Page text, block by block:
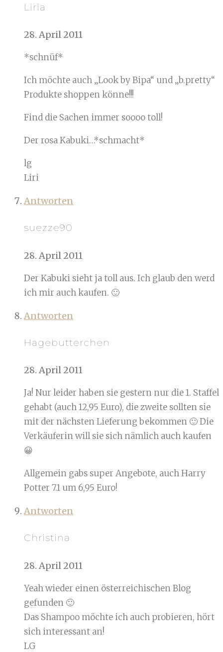
Liria
28. April 2011
*schnüf*
Ich möchte auch „Look by Bipa“ und „b.pretty“
Produkte shoppen könne!!!
Find die Sachen immer soooo toll!
Der rosa Kabuki…*schmacht*
lg
Liri
Antworten
suezze90
28. April 2011
Der Kabuki sieht ja toll aus. Ich glaub den werd
ich mir auch kaufen. 🙂
Antworten
Hagebutterchen
28. April 2011
Ja! Nur leider haben sie gestern nur die 1. Staffel
gehabt (auch 12,95 Euro), die zweite sollten sie
mit der nächsten Lieferung bekommen 🙂 Die
Verkäuferin will sie sich nämlich auch kaufen
😀
Allgemein gabs super Angebote, auch Harry
Potter 7.1 um 6,95 Euro!
Antworten
Christina
28. April 2011
Yeah wieder einen österreichischen Blog
gefunden 🙂
Das Shampoo möchte ich auch probieren, hört
sich interessant an!
LG